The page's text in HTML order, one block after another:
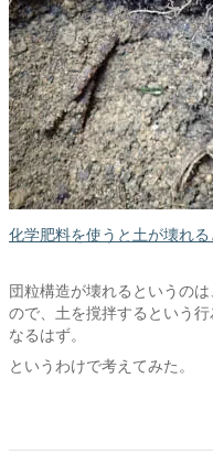
化学肥料を使うと土が壊れ
団粒構造が壊れるというの
ので、土を撹拌するという
なるはず。
というわけで考えてみた。